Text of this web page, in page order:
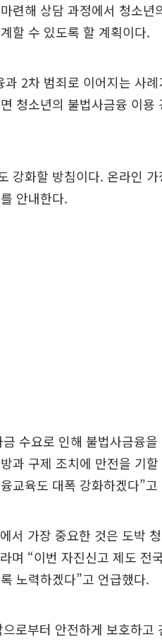
련해 상담 과정에서 청소년
할 수 있도록 할 계획이다.
2차 범죄로 이어지는 사
청소년의 불법사금융 이용
강화할 방침이다. 온라인
안내한다.
수요로 인해 불법사금융
과 구제 조치에 만전을 기
교육도 대폭 강화하겠다”고
서 가장 중요한 것은 도박
며 “이번 자진신고 제도 전
노력하겠다”고 언급했다.
로부터 안전하게 보호하고